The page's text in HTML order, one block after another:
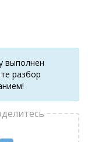
выполнен
разбор